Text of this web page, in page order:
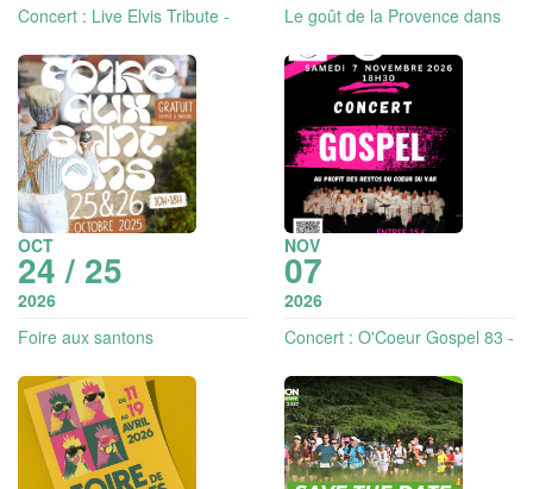
Concert : Live Elvis Tribute -
Le goût de la Provence dans
Scène
OCT
24 / 25
2026
Foire aux santons
NOV
07
2026
Concert : O'Coeur Gospel 83 -